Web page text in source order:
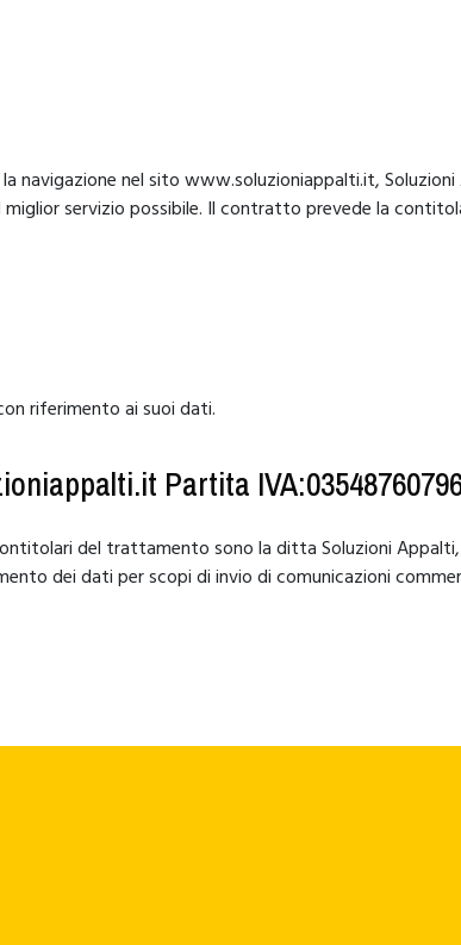
nel sito www.soluzioniappalti.it,
servizio possibile. Il contratto prevede la
riferimento ai suoi dati.
Partita
del trattamento sono la ditta Soluzioni
dei dati per scopi di invio di comunicazioni